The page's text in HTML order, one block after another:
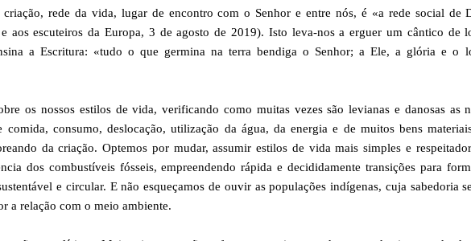
rede da vida, lugar de encontro com o Senhor e entre nós, é «a rede social de
aos escuteiros da Europa, 3 de agosto de 2019). Isto leva-nos a erguer um cântico de
a Escritura: «tudo o que germina na terra bendiga o Senhor; a Ele, a glória e o
os nossos estilos de vida, verificando como muitas vezes são levianas e danosas as
comida, consumo, deslocação, utilização da água, da energia e de muitos bens
da criação. Optemos por mudar, assumir estilos de vida mais simples e
dos combustíveis fósseis, empreendendo rápida e decididamente transições para
e circular. E não esqueçamos de ouvir as populações indígenas, cuja sabedoria
a relação com o meio ambiente.